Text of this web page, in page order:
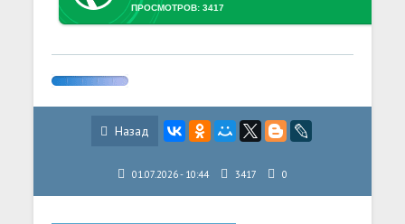
ПРОСМОТРОВ: 3417
Назад
01.07.2026 - 10:44 3417 0